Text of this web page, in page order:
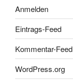
Anmelden
Eintrags-Feed
Kommentar-Feed
WordPress.org